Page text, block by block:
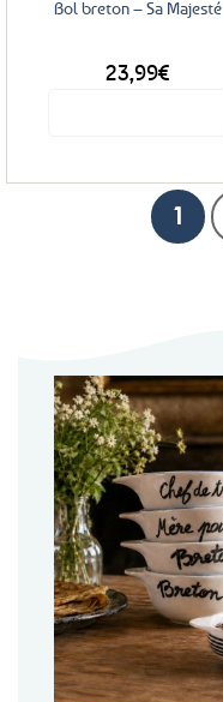
Bol breton – Sa Majesté
23,99€
1